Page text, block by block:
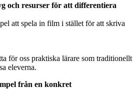
och resurser för att differentiera
att spela in film i stället för att skriva
för oss praktiska lärare som traditionellt
eleverna.
från en konkret